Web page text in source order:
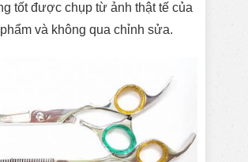
tốt được chụp từ ảnh thật tế của
và không qua chỉnh sửa.